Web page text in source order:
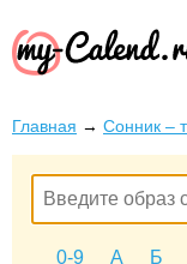
Главная → Сонник –
0-9 А Б